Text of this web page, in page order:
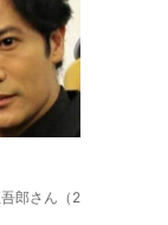
郎さん（2